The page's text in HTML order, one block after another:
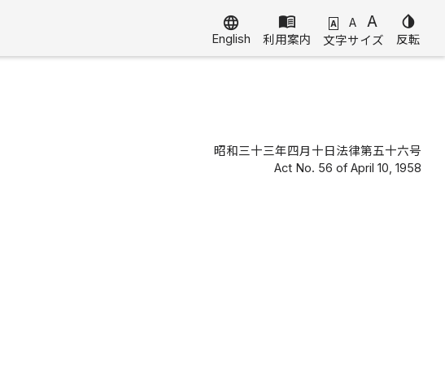
language
English
menu_book
利用案内
A A A
文字サイズ
invert_colors
反転
昭和三十三年四月十日法律第五十六号
Act No. 56 of April 10, 1958